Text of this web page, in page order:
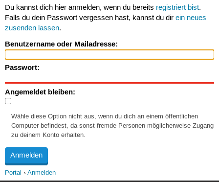
Du kannst dich hier anmelden, wenn du bereits registriert bist.
Falls du dein Passwort vergessen hast, kannst du dir ein neues
zusenden lassen.
Benutzername oder Mailadresse:
Passwort:
Angemeldet bleiben:
Wähle diese Option nicht aus, wenn du dich an einem öffentlichen
Computer befindest, da sonst fremde Personen möglicherweise Zugang
zu deinem Konto erhalten.
Portal Anmelden